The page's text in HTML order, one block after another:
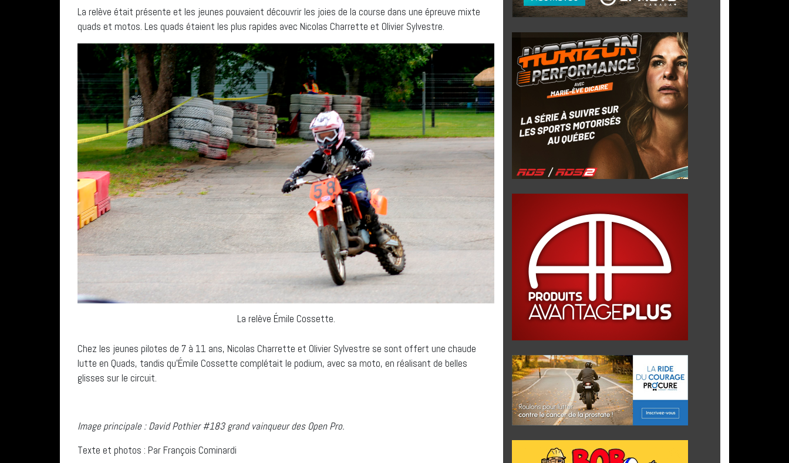
La relève était présente et les jeunes pouvaient découvrir les joies de la course dans une épreuve mixte
quads et motos. Les quads étaient les plus rapides avec Nicolas Charrette et Olivier Sylvestre.
La relève Émile Cossette.
Chez les jeunes pilotes de 7 à 11 ans, Nicolas Charrette et Olivier Sylvestre se sont offert une chaude
lutte en Quads, tandis qu’Émile Cossette complétait le podium, avec sa moto, en réalisant de belles
glisses sur le circuit.
Image principale : David Pothier #183 grand vainqueur des Open Pro.
Texte et photos : Par François Cominardi